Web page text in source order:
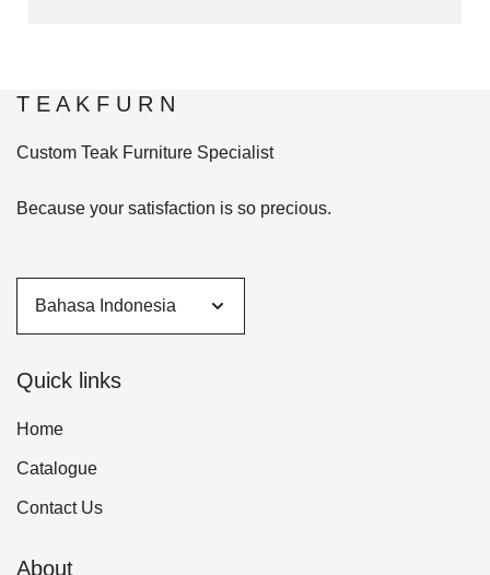
T E A K F U R N
Custom Teak Furniture Specialist
Because your satisfaction is so precious.
Quick links
Home
Catalogue
Contact Us
About